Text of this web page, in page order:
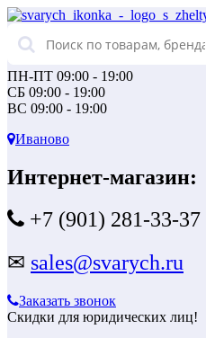
ПН-ПТ 09:00 - 19:00
СБ 09:00 - 19:00
ВС 09:00 - 19:00
Иваново
Интернет-магазин:
+7 (901) 281-33-37
✉ sales@svarych.ru
Заказать звонок
Скидки для юридических лиц!